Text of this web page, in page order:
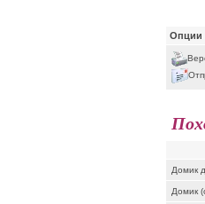
Опции
Домик
Домик